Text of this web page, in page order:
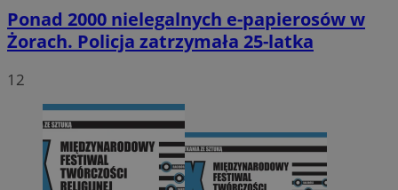
Ponad 2000 nielegalnych e-papierosów w
Żorach. Policja zatrzymała 25-latka
12